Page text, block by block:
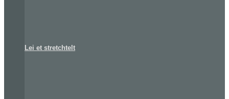
Lei et stretchtelt